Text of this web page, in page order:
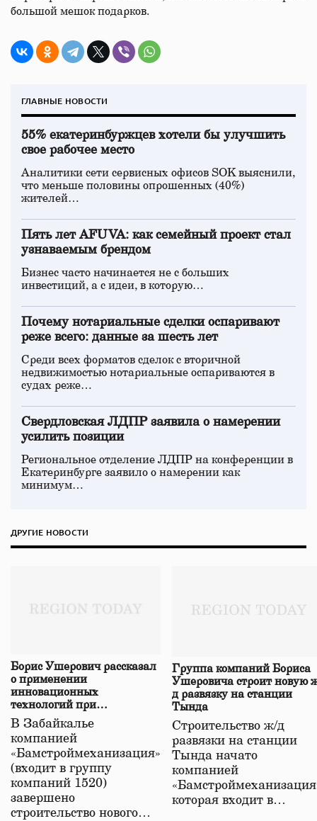
большой мешок подарков.
ГЛАВНЫЕ НОВОСТИ
55% екатеринбуржцев хотели бы улучшить
свое рабочее место
Аналитики сети сервисных офисов SOK выяснили,
что меньше половины опрошенных (40%)
жителей…
Пять лет AFUVA: как семейный проект стал
узнаваемым брендом
Бизнес часто начинается не с больших
инвестиций, а с идеи, в которую…
Почему нотариальные сделки оспаривают
реже всего: данные за шесть лет
Среди всех форматов сделок с вторичной
недвижимостью нотариальные оспариваются в
судах реже…
Свердловская ЛДПР заявила о намерении
усилить позиции
Региональное отделение ЛДПР на конференции в
Екатеринбурге заявило о намерении как
минимум…
ДРУГИЕ НОВОСТИ
Борис Ушерович рассказал
о применении
инновационных
технологий при
строительстве нового моста
в Забайкалье
В Забайкалье
компанией
«Бамстроймеханизация»
(входит в группу
компаний 1520)
завершено
строительство нового…
Группа компаний Бориса
Ушеровича строит новую
д развязку на станции
Тында
Строительство ж/д
развязки на станции
Тында начато
компанией
которая входит в…